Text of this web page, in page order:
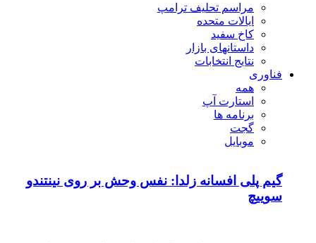
مراسم تحلیف ترامپ
ایالات متحده
کاخ سفید
داستانهای بازار
نتایج انتخابات
فناوری
همه
استارت آپ
برنامه ها
گجت
موبایل
گیم پلی افسانه زلدا: نفس وحش بر روی نینتندو
سوییچ